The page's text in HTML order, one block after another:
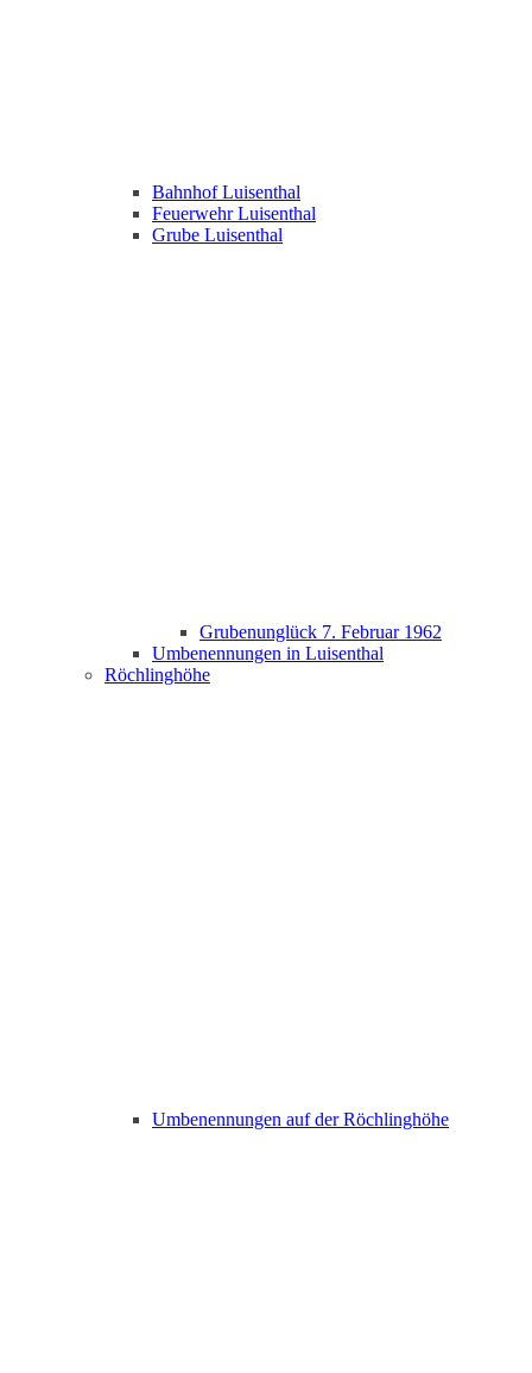
Bahnhof Luisenthal
Feuerwehr Luisenthal
Grube Luisenthal
Grubenunglück 7. Februar 1962
Umbenennungen in Luisenthal
Röchlinghöhe
Umbenennungen auf der Röchlinghöhe